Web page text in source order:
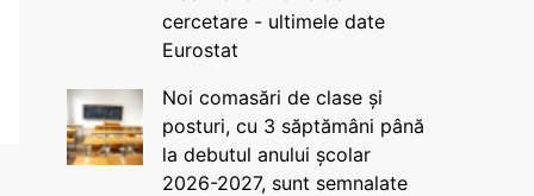
cercetare - ultimele date
Eurostat
Noi comasări de clase și
posturi, cu 3 săptămâni până
la debutul anului școlar
2026-2027, sunt semnalate